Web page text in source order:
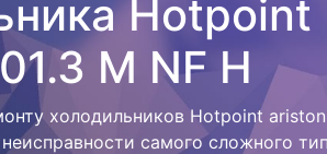
холодильник Hotpoint ariston
Ремонт холодильника Hotpoint
сервисного центра, тем самым
с ремонтом. Перед тем как
конечная стоимость работ и в
услуг от компании - Доставка